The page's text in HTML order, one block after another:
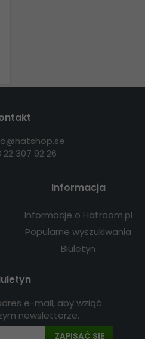
22 307 92 26
Informacja
Informacje o Hatroom.pl
Popularne wyszukiwania
Biuletyn
e-mail, aby wziąć
newsletterze.
ZAPISAĆ SIĘ